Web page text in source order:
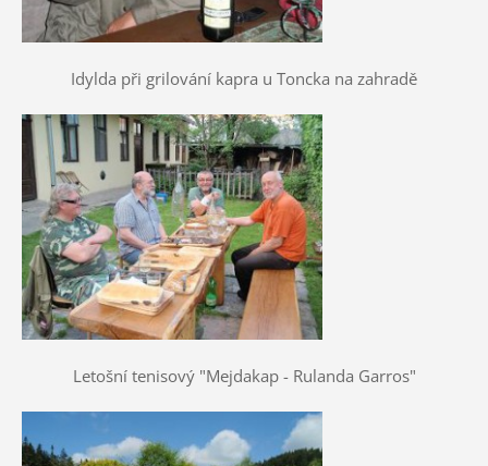
Idylda při grilování kapra u Toncka na zahradě
Letošní tenisový "Mejdakap - Rulanda Garros"